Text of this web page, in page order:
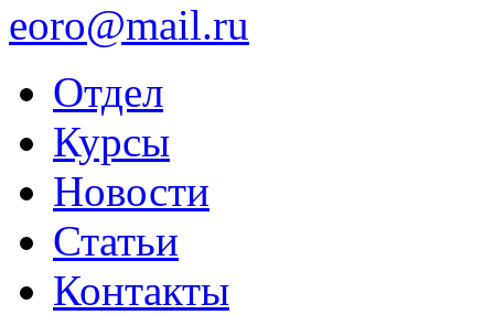
eoro@mail.ru
Отдел
Курсы
Новости
Статьи
Контакты